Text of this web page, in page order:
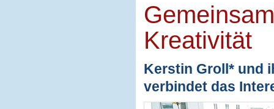
Kreativität
Kerstin Groll* und
verbindet das